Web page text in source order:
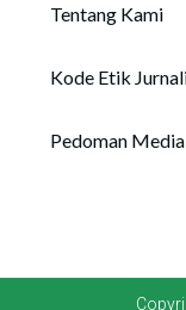
Tentang Kami
Kode Etik
Pedoman